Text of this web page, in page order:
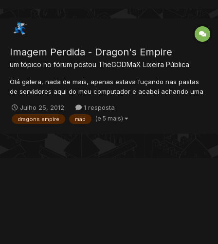
Imagem Perdida - Dragon's Empire
um tópico no fórum postou TheGODMaX Lixeira Pública
Olá galera, nada de mais, apenas estava fuçando nas pastas
de servidores aqui do meu computador e acabei achando uma
Dragon's Empire. E então, qual sua primeira impressão quanto
ao servidor após ver essa imagem? x] Abraços,...
Julho 25, 2012 1 resposta
dragons empire map (e 5 mais)